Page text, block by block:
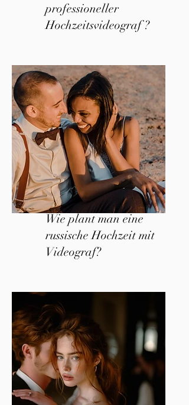
professioneller
Hochzeitsvideograf ?
Wie plant man eine
russische Hochzeit mit
Videograf?